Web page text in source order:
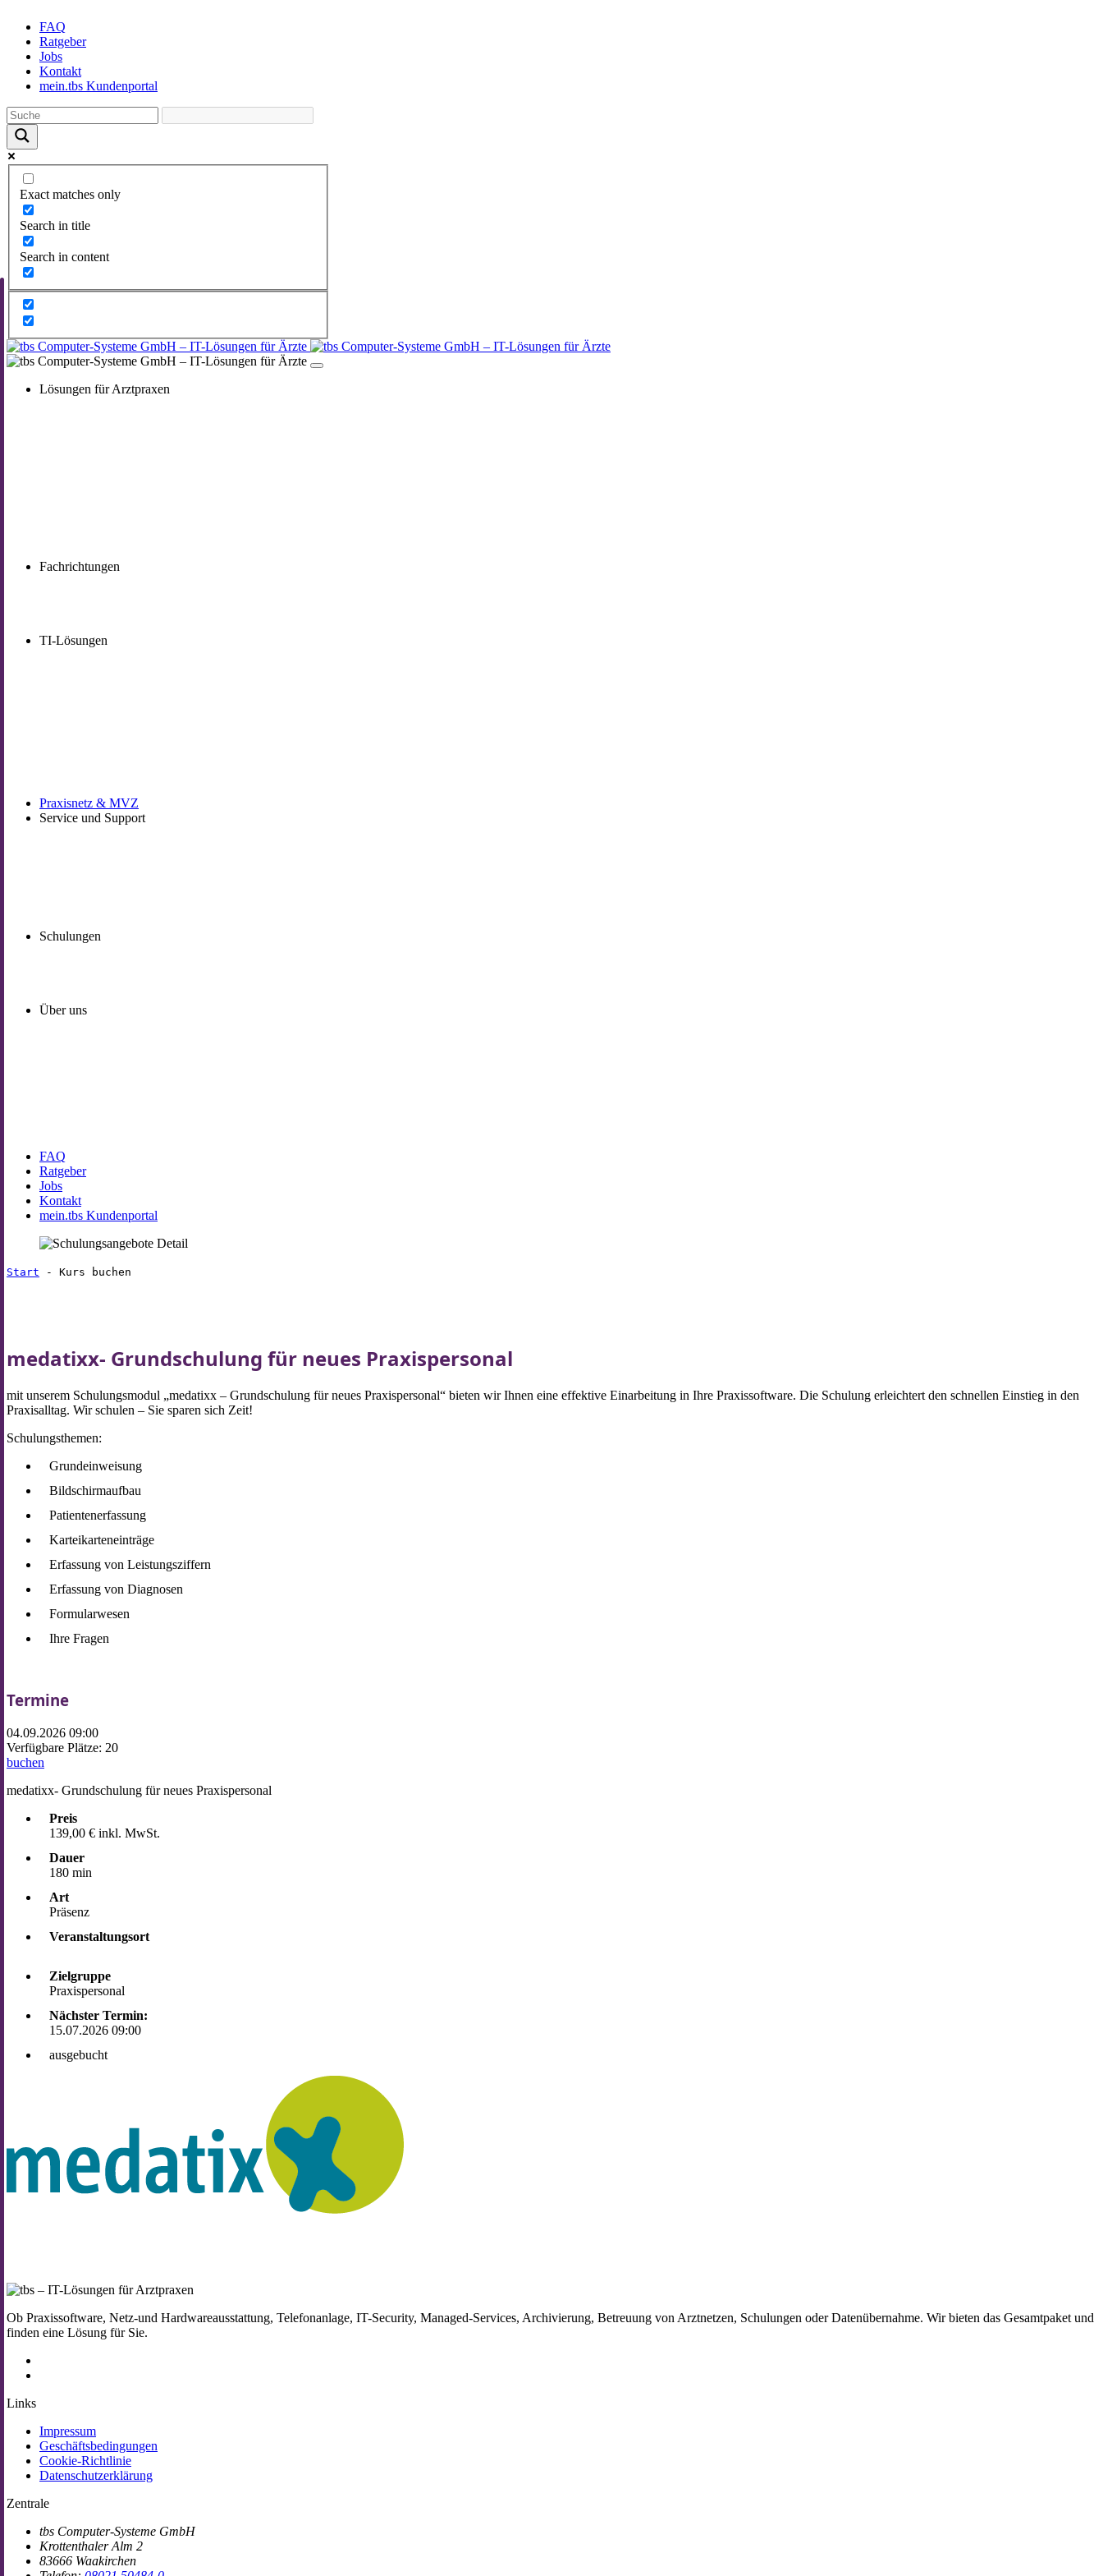
content
FAQ
Ratgeber
Jobs
Kontakt
mein.tbs Kundenportal
Exact matches only
Search in title
Search in content
Lösungen für Arztpraxen
Fachrichtungen
TI-Lösungen
Praxisnetz & MVZ
Service und Support
Schulungen
Über uns
FAQ
Ratgeber
Jobs
Kontakt
mein.tbs Kundenportal
Start - Kurs buchen
medatixx- Grundschulung für neues Praxispersonal
mit unserem Schulungsmodul „medatixx – Grundschulung für neues Praxispersonal“ bieten wir Ihnen eine effektive Einarbeitung in Ihre Praxissoftware. Die Schulung erleichtert den schnellen Einstieg in den
Praxisalltag. Wir schulen – Sie sparen sich Zeit!
Schulungsthemen:
Grundeinweisung
Bildschirmaufbau
Patientenerfassung
Karteikarteneinträge
Erfassung von Leistungsziffern
Erfassung von Diagnosen
Formularwesen
Ihre Fragen
Termine
04.09.2026 09:00
Verfügbare Plätze: 20
buchen
medatixx- Grundschulung für neues Praxispersonal
Preis
139,00 € inkl. MwSt.
Dauer
180 min
Art
Präsenz
Veranstaltungsort
Zielgruppe
Praxispersonal
Nächster Termin:
15.07.2026 09:00
ausgebucht
Ob Praxissoftware, Netz-und Hardwareausstattung, Telefonanlage, IT-Security, Managed-Services, Archivierung, Betreuung von Arztnetzen, Schulungen oder Datenübernahme. Wir bieten das Gesamtpaket und
finden eine Lösung für Sie.
Links
Impressum
Geschäftsbedingungen
Cookie-Richtlinie
Datenschutzerklärung
Zentrale
tbs Computer-Systeme GmbH
Krottenthaler Alm 2
83666 Waakirchen